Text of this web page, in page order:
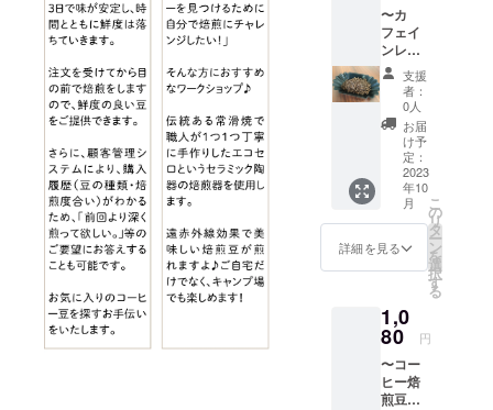
＜愛知県尾
張旭市北本
地ヶ原町に
2023年9月
オープン準
⭐︎小さな小さ
ヒー豆屋さ
⭐︎鮮度にこだ
わるから、
注文後お客
様の目の前
で焙煎しま
と紅茶
のよう
な香り
を感じ
るカ
フェイ
ンレス
コー
ヒー豆
です♪
毎日飲
んでも
飽きの
こない
ルティ
コー
ヒー豆
です。
カップ
の大き
〜カ
フェイ
ンレ
ス・
コー
ヒー焙
煎豆・
発送〜
【（中
煎り）
エチオ
ピア G2
シダモ
カフェ
インレ
ス
◇
フワッ
と紅茶
のよう
な香り
を感じ
支援
者：
0人
お届
け予
定：
2023
年10
月
詳細を見る
こ
の
リ
タ
ー
ン
を
選
択
す
る
1,0
80 円
〜コー
ヒー焙
煎豆・